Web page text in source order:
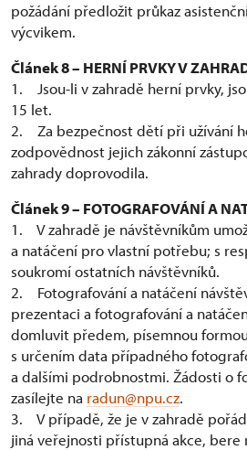
požádání předložit průkaz
výcvikem.
Článek 8 – HERNÍ PRVKY V
1. Jsou-li v zahradě herní prvky,
15 let.
2. Za bezpečnost dětí při užívání
zodpovědnost jejich zákonní
zahrady doprovodila.
Článek 9 – FOTOGRAFOVÁNÍ A
1. V zahradě je návštěvníkům
a natáčení pro vlastní potřebu; s
soukromí ostatních návštěvníků.
2. Fotografování a natáčení
prezentaci a fotografování a
domluvit předem, písemnou
s určením data případného
a dalšími podrobnostmi. Žádosti o
zasílejte na radun@npu.cz.
3. V případě, že je v zahradě
jiná veřejnosti přístupná akce, bere